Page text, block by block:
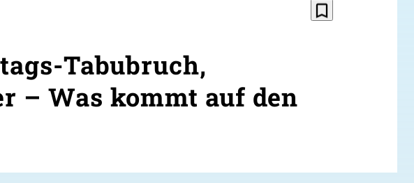
bookmark_border
Tabubruch,
– Was kommt auf den